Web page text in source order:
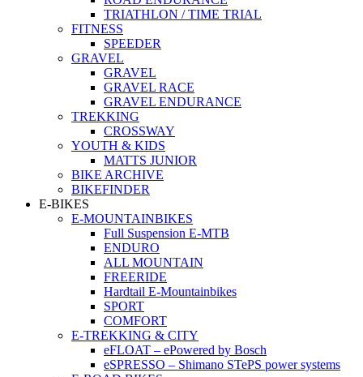
TRIATHLON / TIME TRIAL
FITNESS
SPEEDER
GRAVEL
GRAVEL
GRAVEL RACE
GRAVEL ENDURANCE
TREKKING
CROSSWAY
YOUTH & KIDS
MATTS JUNIOR
BIKE ARCHIVE
BIKEFINDER
E-BIKES
E-MOUNTAINBIKES
Full Suspension E-MTB
ENDURO
ALL MOUNTAIN
FREERIDE
Hardtail E-Mountainbikes
SPORT
COMFORT
E-TREKKING & CITY
eFLOAT – ePowered by Bosch
eSPRESSO – Shimano STePS power systems